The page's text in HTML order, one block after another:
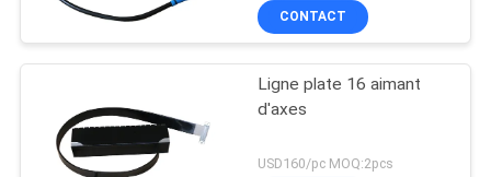
CONTACT
Ligne plate 16 aimant
d'axes
USD160/pc MOQ:2pcs